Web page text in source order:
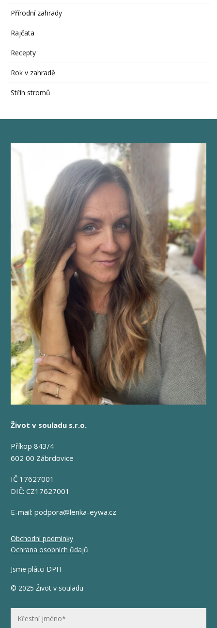
Přírodní zahrady
Rajčata
Recepty
Rok v zahradě
Střih stromů
Život v souladu s.r.o.
Příkop 843/4
602 00 Zábrdovice
IČ 17627001
DIČ: CZ17627001
E-mail:podpora@lenka-eywa.cz
Obchodní podmínky
Ochrana osobních ůdajů
Jsme plátci DPH
© 2025 Život v souladu